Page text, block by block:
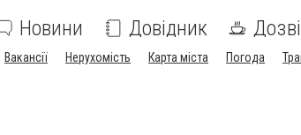
Новини Довідник
Вакансії Нерухомість Карта міста Погода